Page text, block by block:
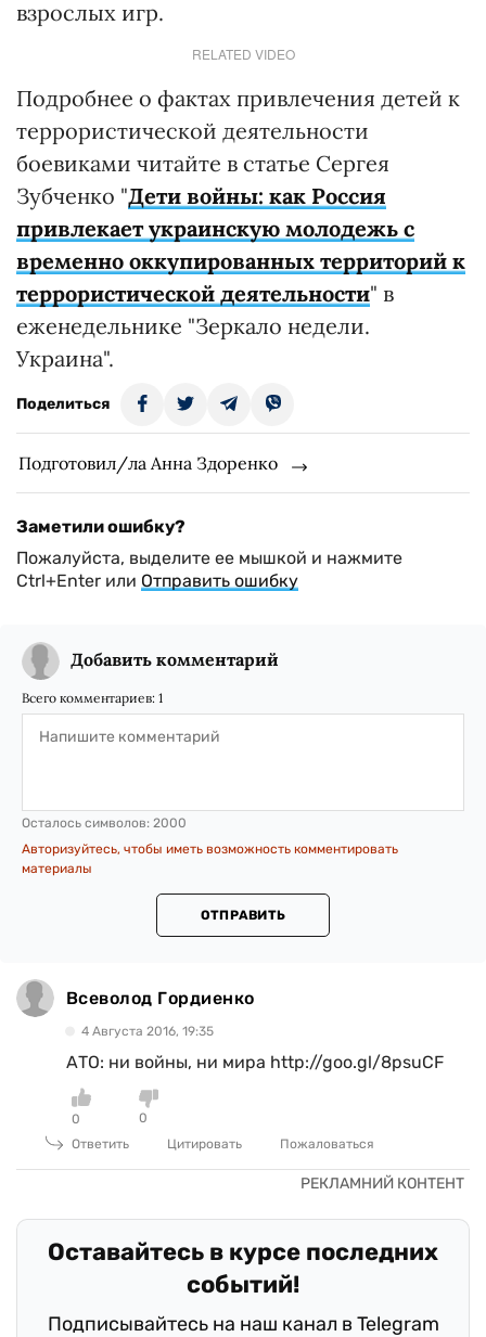
взрослых игр.
RELATED VIDEO
Подробнее о фактах привлечения детей к
террористической деятельности
боевиками читайте в статье Сергея
Зубченко "Дети войны: как Россия
привлекает украинскую молодежь с
временно оккупированных территорий к
террористической деятельности" в
еженедельнике "Зеркало недели.
Украина".
Поделиться
Подготовил/ла Анна Здоренко
Заметили ошибку?
Пожалуйста, выделите ее мышкой и нажмите
Ctrl+Enter или Отправить ошибку
Добавить комментарий
Всего комментариев: 1
Осталось символов: 2000
Авторизуйтесь, чтобы иметь возможность комментировать
материалы
ОТПРАВИТЬ
Всеволод Гордиенко
4 Августа 2016, 19:35
АТО: ни войны, ни мира http://goo.gl/8psuCF
0
0
Ответить
Цитировать Пожаловаться
Оставайтесь в курсе последних
событий!
Подписывайтесь на наш канал в Telegram